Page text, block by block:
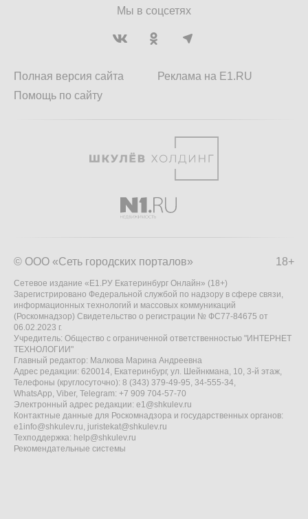
Мы в соцсетях
Полная версия сайта
Помощь по сайту
Реклама на E1.RU
18+
© ООО «Сеть городских порталов»
Сетевое издание «Е1.РУ Екатеринбург Онлайн» (18+)
Зарегистрировано Федеральной службой по надзору в сфере связи,
информационных технологий и массовых коммуникаций
(Роскомнадзор) Свидетельство о регистрации № ФС77-84675 от
06.02.2023 г.
Учредитель: Общество с ограниченной ответственностью "ИНТЕРНЕТ
ТЕХНОЛОГИИ"
Главный редактор: Малкова Марина Андреевна
Адрес редакции: 620014, Екатеринбург, ул. Шейнкмана, 10, 3-й этаж,
Телефоны (круглосуточно): 8 (343) 379-49-95, 34-555-34,
WhatsApp, Viber, Telegram: +7 909 704-57-70
Электронный адрес редакции: e1@shkulev.ru
Контактные данные для Роскомнадзора и государственных органов:
e1info@shkulev.ru, juristekat@shkulev.ru
Техподдержка: help@shkulev.ru
Рекомендательные системы